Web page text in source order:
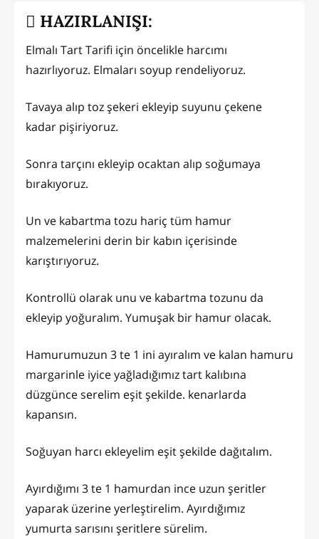
HAZIRLANIŞI:
Elmalı Tart Tarifi için öncelikle harcımı
hazırlıyoruz. Elmaları soyup rendeliyoruz.
Tavaya alıp toz şekeri ekleyip suyunu çekene
kadar pişiriyoruz.
Sonra tarçını ekleyip ocaktan alıp soğumaya
bırakıyoruz.
Un ve kabartma tozu hariç tüm hamur
malzemelerini derin bir kabın içerisinde
karıştırıyoruz.
Kontrollü olarak unu ve kabartma tozunu da
ekleyip yoğuralım. Yumuşak bir hamur olacak.
Hamurumuzun 3 te 1 ini ayıralım ve kalan hamuru
margarinle iyice yağladığımız tart kalıbına
düzgünce serelim eşit şekilde. kenarlarda
kapansın.
Soğuyan harcı ekleyelim eşit şekilde dağıtalım.
Ayırdığımı 3 te 1 hamurdan ince uzun şeritler
yaparak üzerine yerleştirelim. Ayırdığımız
yumurta sarısını şeritlere sürelim.